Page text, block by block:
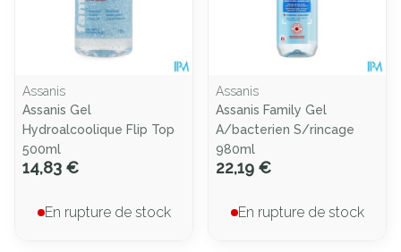
Assanis
Assanis Gel
Hydroalcoolique Flip Top
500ml
14,83 €
En rupture de stock
Assanis
Assanis Family Gel
A/bacterien S/rincage
980ml
22,19 €
En rupture de stock